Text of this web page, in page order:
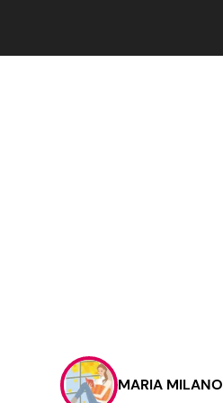
Contattaci
PubblicitàMARIA MILANO